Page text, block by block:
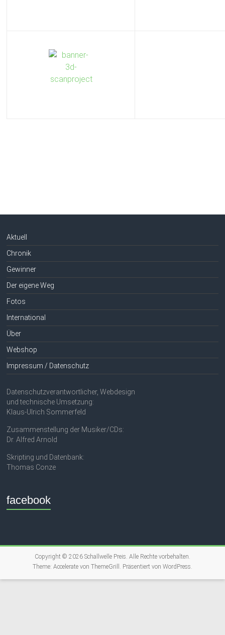
Aktuell
Chronik
Gewinner
Der eigene Weg
Fotos
International
Über
Webshop
Impressum / Datenschutz
Datenschutzverantwortlicher, Webdesign
und technische Umsetzung:
Klaus-Ulrich Sommerfeld
Zusammenstellung der Musiker/CDs:
Dr. Alfred Arnold
Skripting und Datenbank:
Thomas Conze
facebook
Copyright © 2026 Schallwelle Preis. Alle Rechte vorbehalten.
Theme: Acceleratevon ThemeGrill. Präsentiert von WordPress.